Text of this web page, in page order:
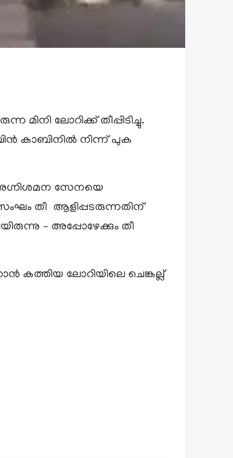
ലോറിക്ക് തീപ്പിടിച്ചു.
കാബിനിൽ നിന്ന് പുക
അഗ്നിശമന സേനയെ
തീ ആളിപ്പടരുന്നതിന്
– അപ്പോഴേക്കും തീ
കത്തിയ ലോറിയിലെ ചെങ്കല്ല്